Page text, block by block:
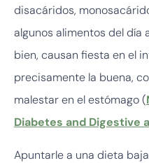
disacáridos,
algunos alimentos del día
bien, causan fiesta en el
precisamente la buena,
malestar en el estómago (
Diabetes and Digestive
Apuntarle a una dieta